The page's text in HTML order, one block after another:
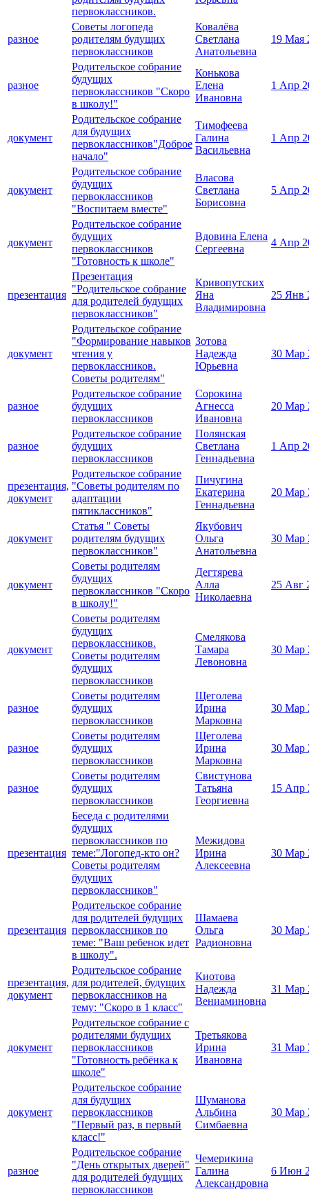
первоклассников.
разное
Советы логопеда
родителям будущих
первоклассников
Ковалёва
Светлана
Анатольевна
19 Мая
разное
Родительское собрание
будущих
первоклассников "Скоро
в школу!"
Конькова
Елена
Ивановна
1 Апр
документ
Родительское собрание
для будущих
первоклассников"Доброе
начало"
Тимофеева
Галина
Васильевна
1 Апр
документ
Родительское собрание
будущих
первоклассников
"Воспитаем вместе"
Власова
Светлана
Борисовна
5 Апр
документ
Родительское собрание
будущих
первоклассников
"Готовность к школе"
Вдовина Елена
Сергеевна
4 Апр
презентация
Презентация
"Родительское собрание
для родителей будущих
первоклассников"
Кривопутских
Яна
Владимировна
25 Янв
документ
Родительское собрание
"Формирование навыков
чтения у
первоклассников.
Советы родителям"
Зотова
Надежда
Юрьевна
30 Мар
разное
Родительское собрание
будущих
первоклассников
Сорокина
Агнесса
Ивановна
20 Мар
разное
Родительское собрание
будущих
первоклассников
Полянская
Светлана
Геннадьевна
1 Апр
презентация,
документ
Родительское собрание
"Советы родителям по
адаптации
пятиклассников"
Пичугина
Екатерина
Геннадьевна
20 Мар
документ
Статья " Советы
родителям будущих
первоклассников"
Якубович
Ольга
Анатольевна
30 Мар
документ
Советы родителям
будущих
первоклассников "Скоро
в школу!"
Дегтярева
Алла
Николаевна
25 Авг
документ
Советы родителям
будущих
первоклассников.
Советы родителям
будущих
первоклассников
Смелякова
Тамара
Левоновна
30 Мар
разное
Советы родителям
будущих
первоклассников
Щеголева
Ирина
Марковна
30 Мар
разное
Советы родителям
будущих
первоклассников
Щеголева
Ирина
Марковна
30 Мар
разное
Советы родителям
будущих
первоклассников
Свистунова
Татьяна
Георгиевна
15 Апр
презентация
Беседа с родителями
будущих
первоклассников по
теме:"Логопед-кто он?
Советы родителям
будущих
первоклассников"
Межидова
Ирина
Алексеевна
30 Мар
презентация
Родительское собрание
для родителей будущих
первоклассников по
теме: "Ваш ребенок идет
в школу".
Шамаева
Ольга
Радионовна
30 Мар
презентация,
документ
Родительское собрание
для родителей, будущих
первоклассников на
тему: "Скоро в 1 класс"
Киотова
Надежда
Вениаминовна
31 Мар
документ
Родительское собрание с
родителями будущих
первоклассников
"Готовность ребёнка к
школе"
Третьякова
Ирина
Ивановна
31 Мар
документ
Родительское собрание
для будущих
первоклассников
"Первый раз, в первый
класс!"
Шуманова
Альбина
Симбаевна
30 Мар
разное
Родительское собрание
"День открытых дверей"
для родителей будущих
первоклассников
Чемерикина
Галина
Александровна
6 Июн